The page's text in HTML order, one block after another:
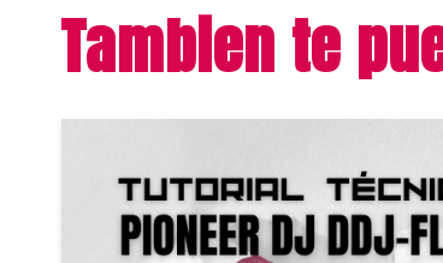
Tambien te